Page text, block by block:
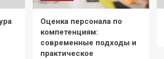
Оценка персонала по
компетенциям:
современные подходы и
практическое